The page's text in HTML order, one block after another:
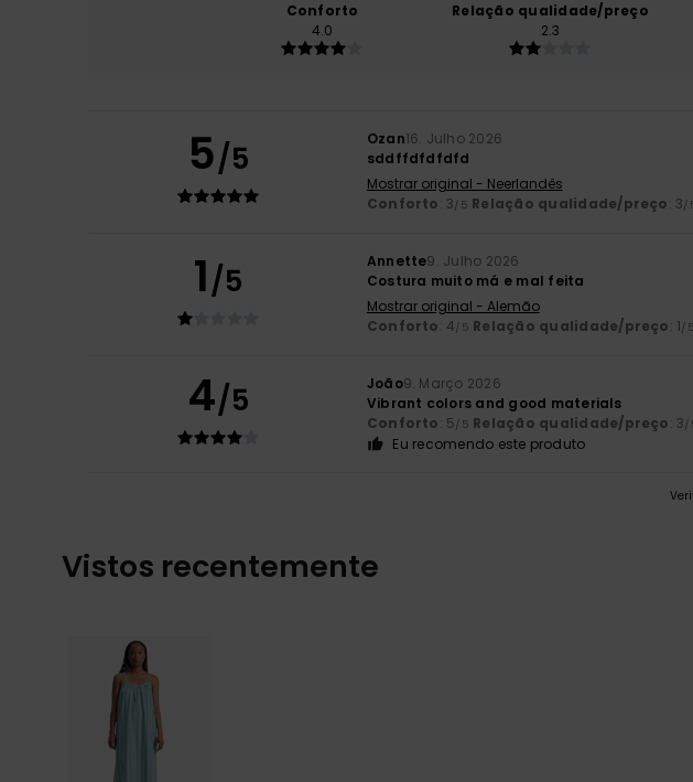
Conforto
4.0
Relação qualidade/preço
2.3
5/5 Ozan16. Julho 2026
sddffdfdfdfd
Mostrar original - Neerlandês
Conforto: 3/5 Relação qualidade/preço: 3/
1/5 Annette9. Julho 2026
Costura muito má e mal feita
Mostrar original - Alemão
Conforto: 4/5 Relação qualidade/preço: 1/5
4/5 João9. Março 2026
Vibrant colors and good materials
Conforto: 5/5 Relação qualidade/preço: 3/
Eu recomendo este produto
Vistos recentemente